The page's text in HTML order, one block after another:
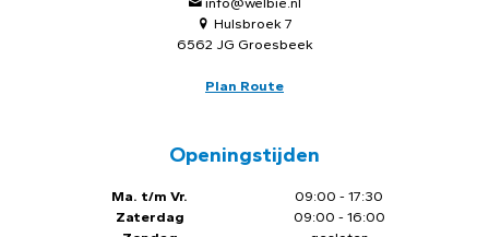
Hulsbroek 7
6562 JG Groesbeek
Plan Route
Openingstijden
Ma. t/m Vr.
Zaterdag
09:00 - 17:30
09:00 - 16:00